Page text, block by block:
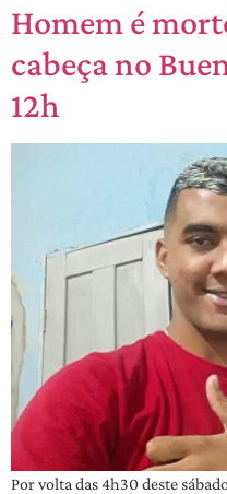
Homem é
cabeça no
12h
Por volta das 4h30 deste